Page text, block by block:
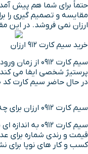
حتماً برای شما هم پیش
ارزان نمی فروشد. در این
خرید سیم کارت 912 ارزان
پرستیژ شخصی ایفا می کند. اما با توجه به قیمت بالای خطوط ۹۱۲ اغلب
در حال حاضر سیم کارت کد 0 و
سیم کارت ۰۹۱۲ ارزان برای چه کسانی مناسب است؟
کسب و کار های نوپا برای نشان دادن به نوعی جایگاه